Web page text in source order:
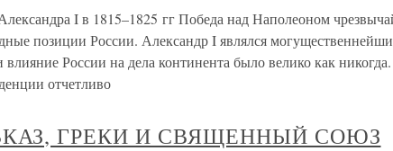
I в 1815–1825 гг Победа над Наполеоном
позиции России. Александр I являлся
России на дела континента было велико как никогда.
отчетливо
ГРЕКИ И СВЯЩЕННЫЙ СОЮЗ